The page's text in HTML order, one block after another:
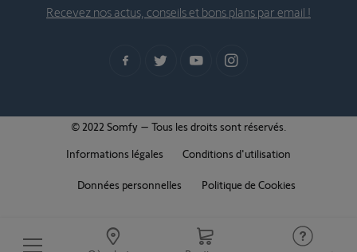
Recevez nos actus, conseils et bons plans par email !
© 2022 Somfy – Tous les droits sont réservés.
Informations légales
Conditions d'utilisation
Données personnelles Politique de Cookies